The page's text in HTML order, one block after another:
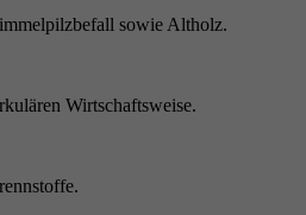
sowie Altholz.
Wirtschaftsweise.